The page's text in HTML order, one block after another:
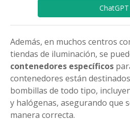
ChatGPT
Además, en muchos centros
tiendas de iluminación, se
contenedores específicos
contenedores están
bombillas de todo tipo,
y halógenas, asegurando que
manera correcta.